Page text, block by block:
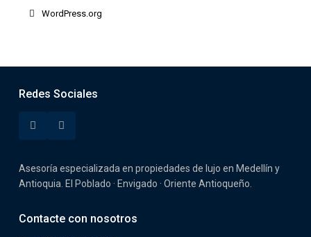
WordPress.org
Redes Sociales
Asesoría especializada en propiedades de lujo en Medellín y
Antioquia. El Poblado · Envigado · Oriente Antioqueño.
Contacte con nosotros